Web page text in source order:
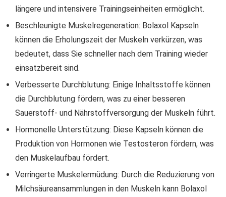
längere und intensivere Trainingseinheiten ermöglicht.
Beschleunigte Muskelregeneration: Bolaxol Kapseln
können die Erholungszeit der Muskeln verkürzen, was
bedeutet, dass Sie schneller nach dem Training wieder
einsatzbereit sind.
Verbesserte Durchblutung: Einige Inhaltsstoffe können
die Durchblutung fördern, was zu einer besseren
Sauerstoff- und Nährstoffversorgung der Muskeln führt.
Hormonelle Unterstützung: Diese Kapseln können die
Produktion von Hormonen wie Testosteron fördern, was
den Muskelaufbau fördert.
Verringerte Muskelermüdung: Durch die Reduzierung von
Milchsäureansammlungen in den Muskeln kann Bolaxol